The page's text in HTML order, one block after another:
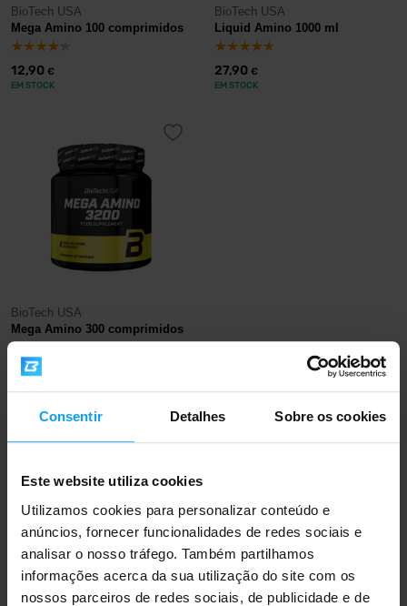
Consentir Detalhes Sobre os cookies
Este website utiliza cookies
Utilizamos cookies para personalizar conteúdo e
anúncios, fornecer funcionalidades de redes sociais e
analisar o nosso tráfego. Também partilhamos
informações acerca da sua utilização do site com os
nossos parceiros de redes sociais, de publicidade e de
BioTech USA
Mega Amino 100 comprimidos
12,90 €
EM STOCK
BioTech USA
Liquid Amino 1000 ml
27,90 €
EM STOCK
BioTech USA
Mega Amino 300 comprimidos
28,90
Envio rápido
Mais de 3000 produtos em stock
Mais de 1.000.000 de clientes